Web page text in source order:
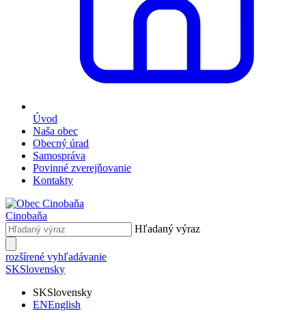
Úvod
Naša obec
Obecný úrad
Samospráva
Povinné zverejňovanie
Kontakty
Cinobaňa
Hľadaný výraz
rozšírené vyhľadávanie
SKSlovensky
SKSlovensky
ENEnglish